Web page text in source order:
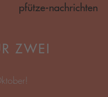
pfütze-nachrichten